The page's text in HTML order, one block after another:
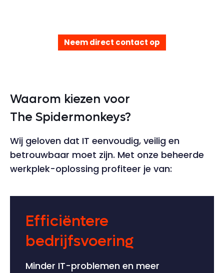
Neem direct contact op
Waarom kiezen voor
The Spidermonkeys?
Wij geloven dat IT eenvoudig, veilig en
betrouwbaar moet zijn. Met onze beheerde
werkplek-oplossing profiteer je van:
Efficiëntere
bedrijfsvoering
Minder IT-problemen en meer